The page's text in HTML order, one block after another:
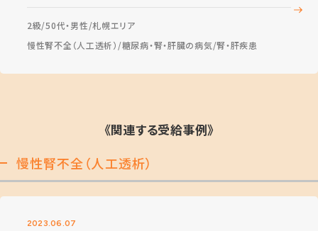
2級 50代・男性 札幌エリア
慢性腎不全（人工透析） 糖尿病・腎・肝臓の病気 腎・肝疾患
《関連する受給事例》
慢性腎不全（人工透析）
2023.06.07